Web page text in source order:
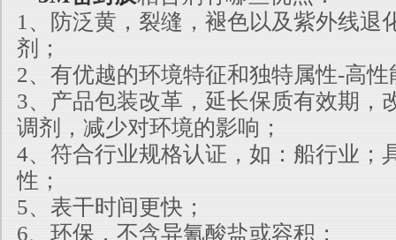
1、防泛黄，裂缝，褪色以及紫外线退
剂；
2、有优越的环境特征和独特属性-高
3、产品包装改革，延长保质有效期，
调剂，减少对环境的影响；
4、符合行业规格认证，如：船行业；
性；
5、表干时间更快；
6、环保，不含异氰酸盐或容积；